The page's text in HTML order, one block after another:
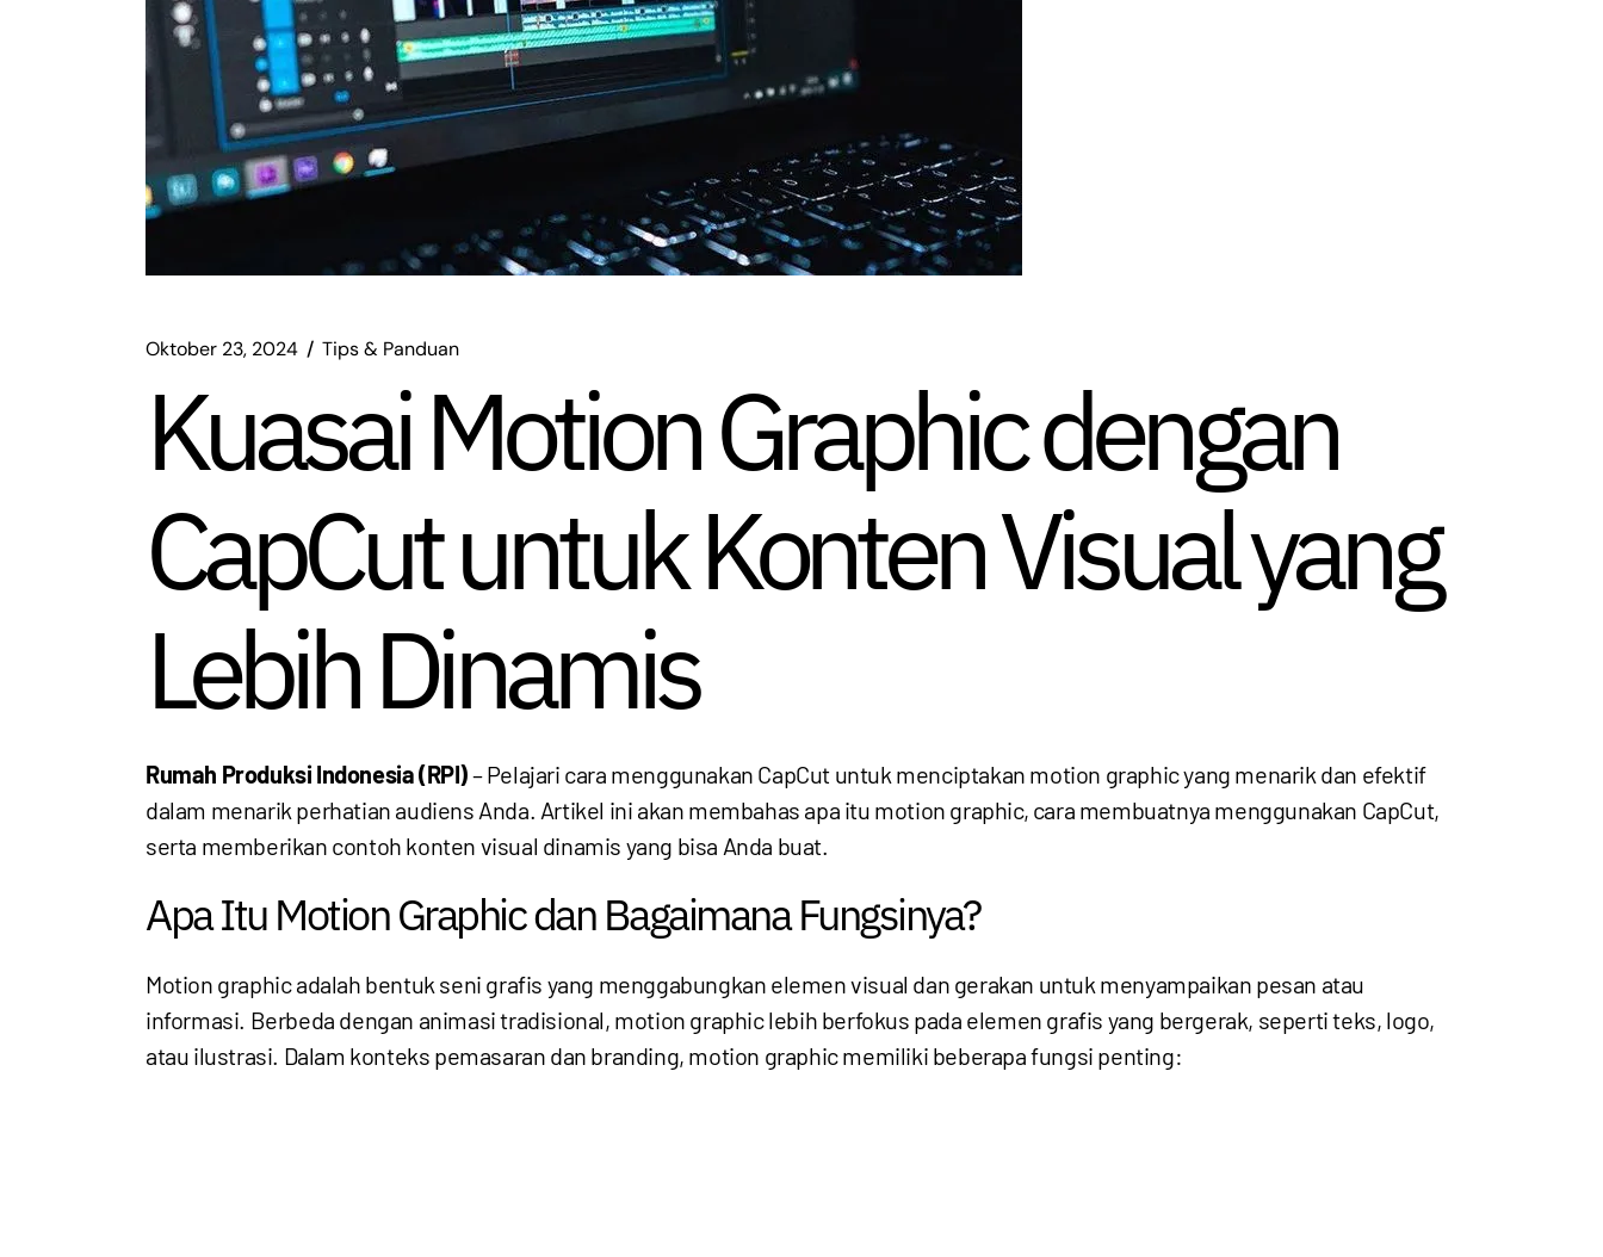
Oktober 23, 2024 Tips & Panduan
Kuasai Motion Graphic dengan
CapCut untuk Konten Visual yang
Lebih Dinamis
Rumah Produksi Indonesia (RPI)– Pelajari cara menggunakan CapCut untuk menciptakan motion graphic yang menarik dan efektif
dalam menarik perhatian audiens Anda. Artikel ini akan membahas apa itu motion graphic, cara membuatnya menggunakan CapCut,
serta memberikan contoh konten visual dinamis yang bisa Anda buat.
Apa Itu Motion Graphic dan Bagaimana Fungsinya?
Motion graphic adalah bentuk seni grafis yang menggabungkan elemen visual dan gerakan untuk menyampaikan pesan atau
informasi. Berbeda dengan animasi tradisional, motion graphic lebih berfokus pada elemen grafis yang bergerak, seperti teks, logo,
atau ilustrasi. Dalam konteks pemasaran dan branding, motion graphic memiliki beberapa fungsi penting: